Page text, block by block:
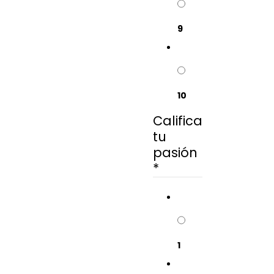
9
10
Califica
tu
pasión
*
1